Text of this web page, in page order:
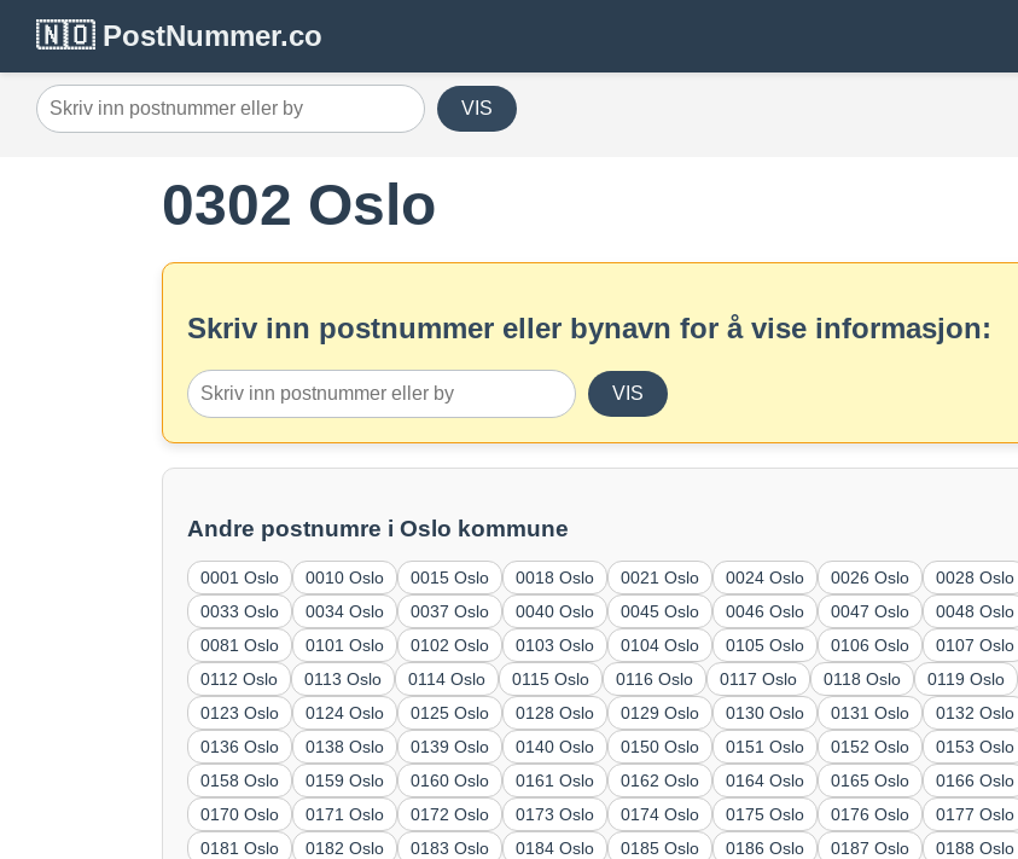
🇳🇴 PostNummer.co
VIS
0302 Oslo
Skriv inn postnummer eller bynavn for å vise informasjon:
VIS
Andre postnumre i Oslo kommune
0001 Oslo 0010 Oslo 0015 Oslo 0018 Oslo 0021 Oslo 0024 Oslo 0026 Oslo 0028 Oslo
0033 Oslo
0034 Oslo 0037 Oslo 0040 Oslo 0045 Oslo 0046 Oslo 0047 Oslo 0048 Oslo
0081 Oslo
0101 Oslo 0102 Oslo 0103 Oslo 0104 Oslo 0105 Oslo 0106 Oslo 0107 Oslo
0112 Oslo
0113 Oslo 0114 Oslo 0115 Oslo 0116 Oslo 0117 Oslo 0118 Oslo 0119 Oslo
0123 Oslo
0124 Oslo 0125 Oslo 0128 Oslo 0129 Oslo 0130 Oslo 0131 Oslo 0132 Oslo
0136 Oslo
0138 Oslo 0139 Oslo 0140 Oslo 0150 Oslo 0151 Oslo 0152 Oslo 0153 Oslo
0158 Oslo
0159 Oslo 0160 Oslo 0161 Oslo 0162 Oslo 0164 Oslo 0165 Oslo 0166 Oslo
0170 Oslo
0171 Oslo 0172 Oslo 0173 Oslo 0174 Oslo 0175 Oslo 0176 Oslo 0177 Oslo
0181 Oslo
0182 Oslo 0183 Oslo 0184 Oslo 0185 Oslo 0186 Oslo 0187 Oslo 0188 Oslo